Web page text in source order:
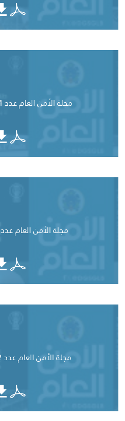
مجلة الأمن العام عدد 144 أيلول 2025
مجلة الأمن العام عدد 143 آب 2025
مجلة الأمن العام عدد 142 تموز 2025